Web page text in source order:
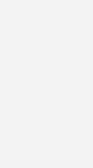
abgelaufen
für Wirtschaftliche
Auch bei den 14
die Ausbeute mau: Laut
zeigen.